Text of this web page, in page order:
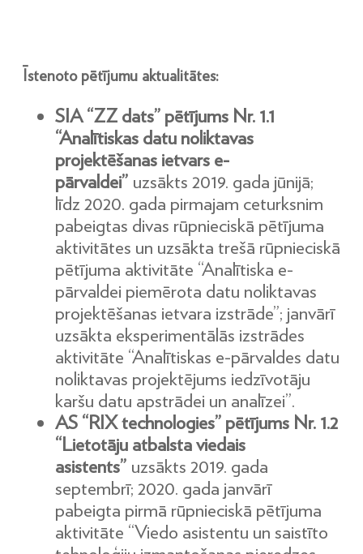
Īstenoto pētījumu aktualitātes:
SIA “ZZ dats” pētījums Nr. 1.1
“Analītiskas datu noliktavas
projektēšanas ietvars e-
pārvaldei” uzsākts 2019. gada jūnijā;
līdz 2020. gada pirmajam ceturksnim
pabeigtas divas rūpnieciskā pētījuma
aktivitātes un uzsākta trešā rūpnieciskā
pētījuma aktivitāte “Analītiska e-
pārvaldei piemērota datu noliktavas
projektēšanas ietvara izstrāde”; janvārī
uzsākta eksperimentālās izstrādes
aktivitāte “Analītiskas e-pārvaldes datu
noliktavas projektējums iedzīvotāju
karšu datu apstrādei un analīzei”.
AS “RIX technologies” pētījums Nr. 1.2
“Lietotāju atbalsta viedais
asistents” uzsākts 2019. gada
septembrī; 2020. gada janvārī
pabeigta pirmā rūpnieciskā pētījuma
aktivitāte “Viedo asistentu un saistīto